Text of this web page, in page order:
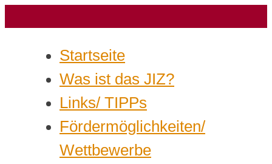
Startseite
Was ist das JIZ?
Links/ TIPPs
Fördermöglichkeiten/
Wettbewerbe